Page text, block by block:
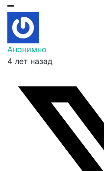
Анонимно
4 лет назад